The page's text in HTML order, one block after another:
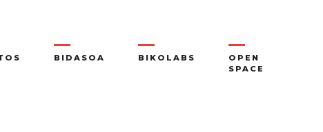
BIDASOA BIKOLABS
OPEN
SPACE